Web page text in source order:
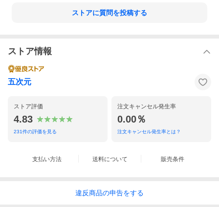
ストアに質問を投稿する
ストア情報
五次元
ストア評価
4.83
231件の評価を見る
注文キャンセル発生率
0.00％
注文キャンセル発生率とは？
支払い方法 送料について 販売条件
違反商品の申告をする